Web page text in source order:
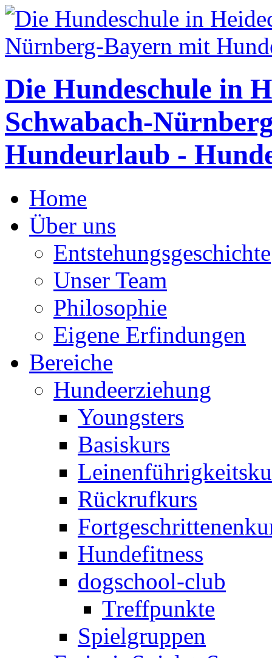
Die Hundeschule in
Schwabach-
Hundeurlaub -
Home
Über uns
Entstehungsgeschichte
Unser Team
Philosophie
Eigene Erfindungen
Bereiche
Hundeerziehung
Youngsters
Basiskurs
Rückrufkurs
Hundefitness
dogschool-club
Treffpunkte
Spielgruppen